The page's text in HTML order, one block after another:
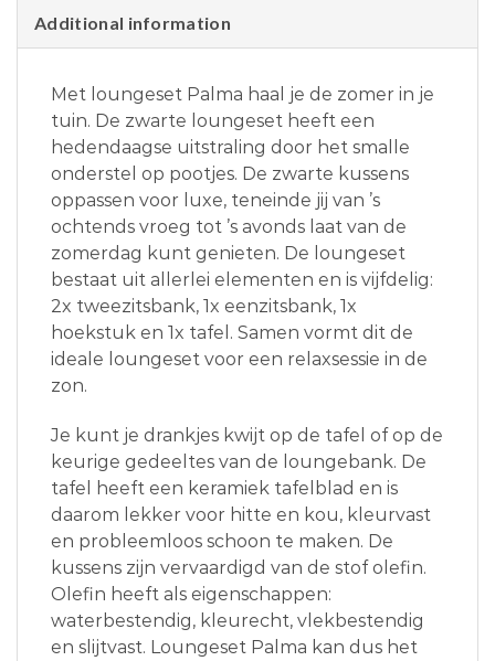
Additional information
Met loungeset Palma haal je de zomer in je
tuin. De zwarte loungeset heeft een
hedendaagse uitstraling door het smalle
onderstel op pootjes. De zwarte kussens
oppassen voor luxe, teneinde jij van ’s
ochtends vroeg tot ’s avonds laat van de
zomerdag kunt genieten. De loungeset
bestaat uit allerlei elementen en is vijfdelig:
2x tweezitsbank, 1x eenzitsbank, 1x
hoekstuk en 1x tafel. Samen vormt dit de
ideale loungeset voor een relaxsessie in de
zon.
Je kunt je drankjes kwijt op de tafel of op de
keurige gedeeltes van de loungebank. De
tafel heeft een keramiek tafelblad en is
daarom lekker voor hitte en kou, kleurvast
en probleemloos schoon te maken. De
kussens zijn vervaardigd van de stof olefin.
Olefin heeft als eigenschappen:
waterbestendig, kleurecht, vlekbestendig
en slijtvast. Loungeset Palma kan dus het